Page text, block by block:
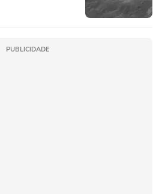
PUBLICIDADE